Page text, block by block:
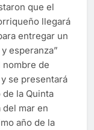
que el
llegará
entregar un
esperanza”
nombre de
se presentará
la Quinta
del mar en
año de la